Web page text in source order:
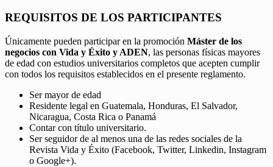
REQUISITOS DE LOS PARTICIPANTES
Únicamente pueden participar en la promoción Máster de los
negocios con Vida y Éxito y ADEN, las personas físicas mayores
de edad con estudios universitarios completos que acepten cumplir
con todos los requisitos establecidos en el presente reglamento.
Ser mayor de edad
Residente legal en Guatemala, Honduras, El Salvador,
Nicaragua, Costa Rica o Panamá
Contar con título universitario.
Ser seguidor de al menos una de las redes sociales de la
Revista Vida y Éxito (Facebook, Twitter, Linkedin, Instagram
o Google+).